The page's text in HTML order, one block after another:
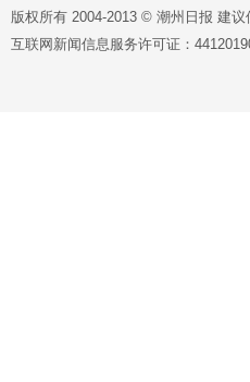
版权所有 2004-2013 © 潮州日报 建
互联网新闻信息服务许可证：